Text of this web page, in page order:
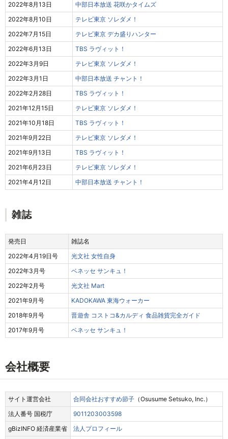
2022年8月13日
中部日本放送 花咲かタイムズ
2022年8月10日
テレビ東京 ソレダメ！
2022年7月15日
テレビ東京 デカ盛りハンター
2022年6月13日
TBS ラヴィット！
2022年3月9日
テレビ東京 ソレダメ！
2022年3月1日
中部日本放送 チャント！
2022年2月28日
TBS ラヴィット！
2021年12月15日
テレビ東京 ソレダメ！
2021年10月18日
TBS ラヴィット！
2021年9月22日
テレビ東京 ソレダメ！
2021年9月13日
TBS ラヴィット！
2021年6月23日
テレビ東京 ソレダメ！
2021年4月12日
中部日本放送 チャント！
雑誌
発売日
雑誌名
2022年4月19日号
光文社 女性自身
2022年3月号
ベネッセ サンキュ！
2022年2月号
光文社 Mart
2021年9月号
KADOKAWA 東海ウォーカー
2018年9月号
晋遊舎 コストコ&カルディ 食品雑貨完全ガイド
2017年9月号
ベネッセ サンキュ！
会社概要
サイト運営会社 合同会社おすすめ節子 （Osusume Setsuko, Inc.）
法人番号 国税庁
9011203003598
gBizINFO 経済産業省
法人プロフィール